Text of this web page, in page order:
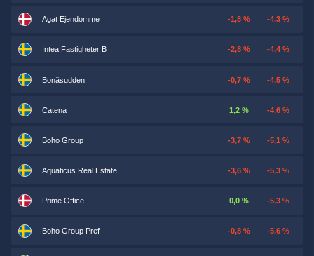
Agat Ejendomme -1,8 % -4,3 %
Intea Fastigheter B -2,8 % -4,4 %
Bonäsudden -0,7 % -4,5 %
Catena 1,2 % -4,6 %
Boho Group -3,7 % -5,1 %
Aquaticus Real Estate -3,6 % -5,3 %
Prime Office 0,0 % -5,3 %
Boho Group Pref -0,8 % -5,6 %